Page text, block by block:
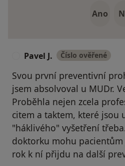
Ano
Pavel J. Číslo ověřené
Svou první preventivní
jsem absolvoval u MUDr.
Proběhla nejen zcela
citem a taktem, které jsou
"háklivého" vyšetření
doktorku mohu
rok k ní přijdu na další